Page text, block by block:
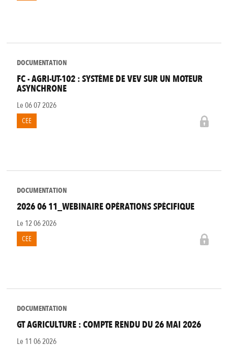
DOCUMENTATION
FC - AGRI-UT-102 : SYSTÈME DE VEV SUR UN MOTEUR
ASYNCHRONE
Le 06 07 2026
CEE
DOCUMENTATION
2026 06 11_WEBINAIRE OPÉRATIONS SPÉCIFIQUE
Le 12 06 2026
CEE
DOCUMENTATION
GT AGRICULTURE : COMPTE RENDU DU 26 MAI 2026
Le 11 06 2026